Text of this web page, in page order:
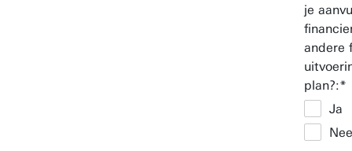
je
andere
plan?:
Ja
Nee